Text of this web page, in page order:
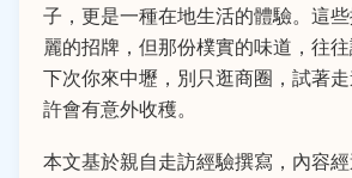
子，更是一種在地生活的體驗。這
麗的招牌，但那份樸實的味道，往往
下次你來中壢，別只逛商圈，試著
許會有意外收穫。
本文基於親自走訪經驗撰寫，內容